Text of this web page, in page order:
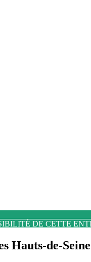
DE CETTE
Hauts-de-Seine